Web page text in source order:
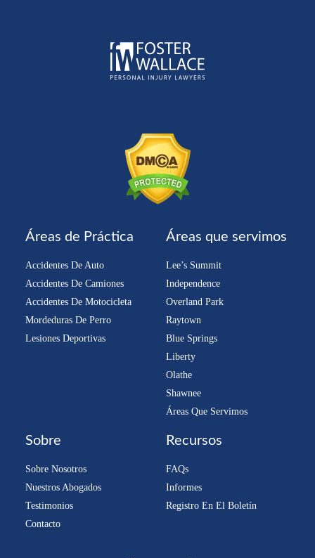
Áreas de Práctica
Accidentes De Auto
Accidentes De Camiones
Accidentes De Motocicleta
Mordeduras De Perro
Lesiones Deportivas
Áreas que servimos
Lee’s Summit
Independence
Overland Park
Raytown
Blue Springs
Liberty
Olathe
Shawnee
Áreas Que Servimos
Sobre
Sobre Nosotros
Nuestros Abogados
Testimonios
Contacto
Recursos
FAQs
Informes
Registro En El Boletín